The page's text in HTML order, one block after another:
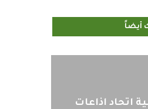
أيضاً
اتحاد اذاعات